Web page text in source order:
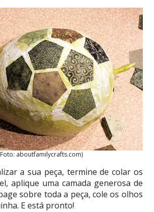
aboutfamilycrafts.com)
a sua peça, termine de colar os
aplique uma camada generosa de
sobre toda a peça, cole os olhos
E está pronto!